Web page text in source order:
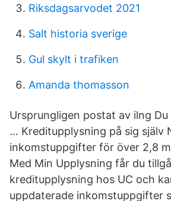
Riksdagsarvodet 2021
Salt historia sverige
Gul skylt i trafiken
Amanda thomasson
Ursprungligen postat av ilng
… Kreditupplysning på sig själv
inkomstuppgifter för över 2,8
Med Min Upplysning får du
kreditupplysning hos UC och
uppdaterade inkomstuppgifter